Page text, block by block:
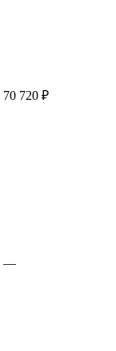
70 720 ₽
—